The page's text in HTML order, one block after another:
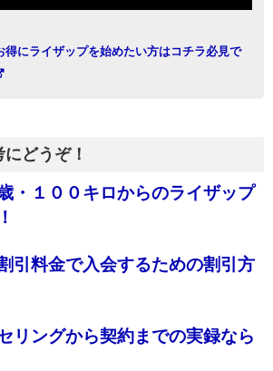
得にライザップを始めたい方はコチラ必見で
どうぞ！
・１００キロからのライザップ
引料金で入会するための割引方
リングから契約までの実録なら